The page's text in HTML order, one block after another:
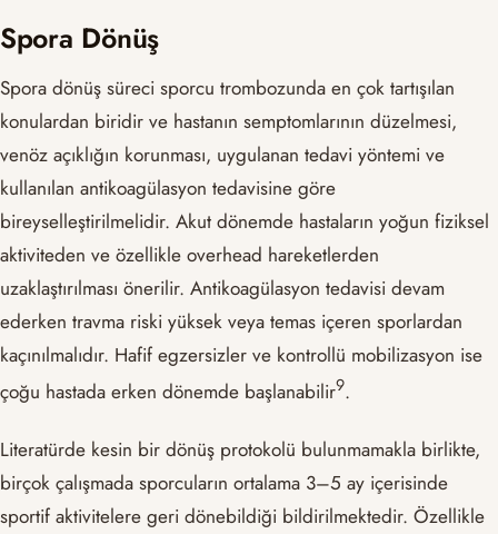
Spora Dönüş
Spora dönüş süreci sporcu trombozunda en çok tartışılan
konulardan biridir ve hastanın semptomlarının düzelmesi,
venöz açıklığın korunması, uygulanan tedavi yöntemi ve
kullanılan antikoagülasyon tedavisine göre
bireyselleştirilmelidir. Akut dönemde hastaların yoğun fiziksel
aktiviteden ve özellikle overhead hareketlerden
uzaklaştırılması önerilir. Antikoagülasyon tedavisi devam
ederken travma riski yüksek veya temas içeren sporlardan
kaçınılmalıdır. Hafif egzersizler ve kontrollü mobilizasyon ise
çoğu hastada erken dönemde başlanabilir​9​.
Literatürde kesin bir dönüş protokolü bulunmamakla birlikte,
birçok çalışmada sporcuların ortalama 3–5 ay içerisinde
sportif aktivitelere geri dönebildiği bildirilmektedir. Özellikle